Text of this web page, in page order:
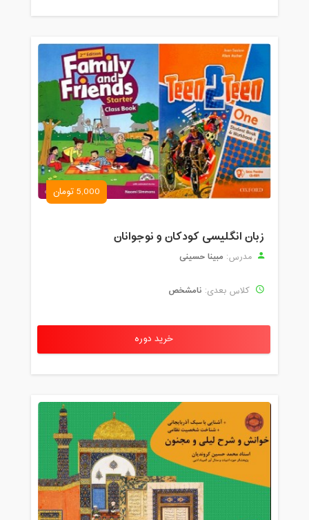
5,000 تومان
زبان انگلیسی کودکان و نوجوانان
مدرس: مبینا حسینی
کلاس بعدی: نامشخص
خرید دوره